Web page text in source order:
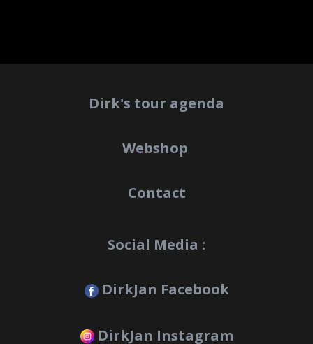
Dirk's tour agenda
Webshop
Contact
Social Media :
DirkJan Facebook
DirkJan Instagram